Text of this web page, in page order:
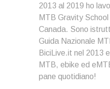
2013 al 2019 ho
MTB Gravity
Canada. Sono
Guida Nazionale
BiciLive.it nel 2013
MTB, ebike ed
pane quotidiano!